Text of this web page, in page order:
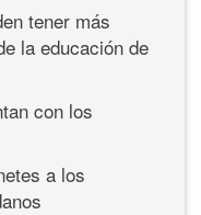
tener más
la educación de
con los
a los